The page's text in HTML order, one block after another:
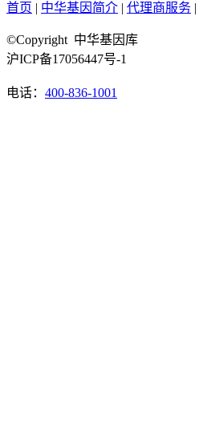
首页 | 中华基因简介 | 代理商服务 |
©Copyright 中华基因库
沪ICP备17056447号-1
电话： 400-836-1001